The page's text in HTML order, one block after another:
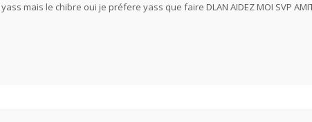
mais le chibre oui je préfere yass que faire DLAN AIDEZ MOI SVP